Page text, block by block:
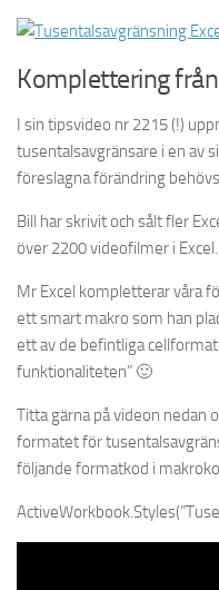
Komplettering
I sin tipsvideo nr 2215 (!)
tusentalsavgränsare i en av
föreslagna förändring
Bill har skrivit och sålt fler
över 2200 videofilmer i Excel.
Mr Excel kompletterar våra
ett smart makro som han
ett av de befintliga
funktionaliteten” 🙂
Titta gärna på videon nedan
formatet för
följande formatkod i